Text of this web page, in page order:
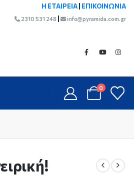
Η ΕΤΑΙΡΕΙΑ ΕΠΙΚΟΙΝΩΝΙΑ
2310 531 248 info@pyramida.com.gr
0